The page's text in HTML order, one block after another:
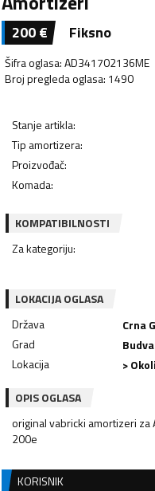
200€ Fiksno
Šifra oglasa:AD341702136ME
Broj pregleda oglasa: 1490
Stanje artikla:
Tip amortizera:
Proizvođač:
Komada:
KOMPATIBILNOSTI
Za kategoriju:
LOKACIJA OGLASA
Država
Crna
Grad
Budva
Lokacija
>
OPIS OGLASA
original vabricki amortizeri za
200e
KORISNIK